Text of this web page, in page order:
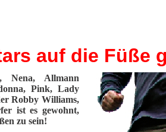
auf die Füße
Nena, Allmann
Pink, Lady
Robby Williams,
ist es gewohnt,
zu sein!